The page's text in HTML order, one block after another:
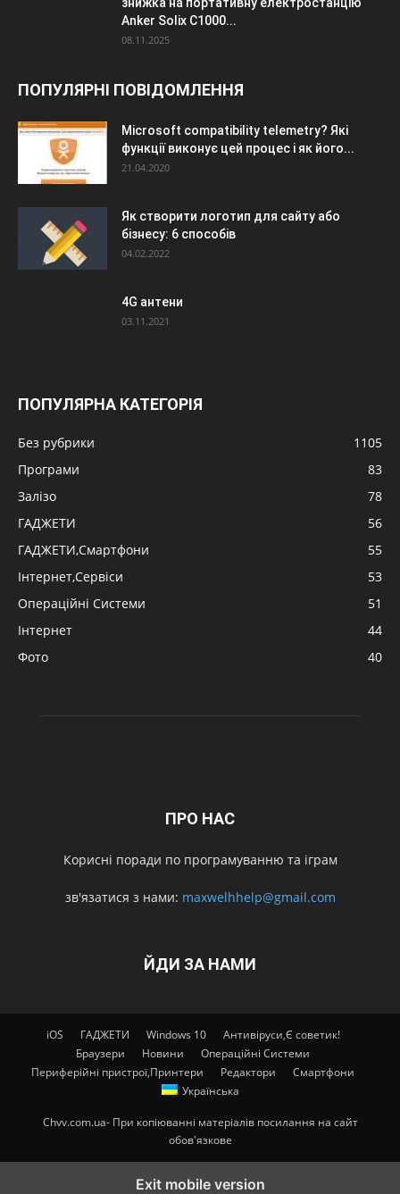
Anker Solix C1000...
08.11.2025
ПОПУЛЯРНІ ПОВІДОМЛЕННЯ
Microsoft compatibility telemetry? Які
функції виконує цей процес і як його...
21.04.2020
Як створити логотип для сайту або
бізнесу: 6 способів
04.02.2022
4G антени
03.11.2021
ПОПУЛЯРНА КАТЕГОРІЯ
Без рубрики
1105
Програми
83
Залізо
78
ГАДЖЕТИ
56
ГАДЖЕТИ,Смартфони
55
Інтернет,Сервіси
53
Операційні Системи
51
Інтернет
44
Фото
40
ПРО НАС
Корисні поради по програмуванню та іграм
зв'язатися з нами: maxwelhhelp@gmail.com
ЙДИ ЗА НАМИ
iOS ГАДЖЕТИ Windows 10
Антивіруси,Є советик!
Браузери
Новини
Операційні Системи
Периферійні пристрої,Принтери
Редактори
Смартфони
Українська
Chvv.com.ua- При копіюванні матеріалів посилання на сайт
обов'язкове
Exit mobile version